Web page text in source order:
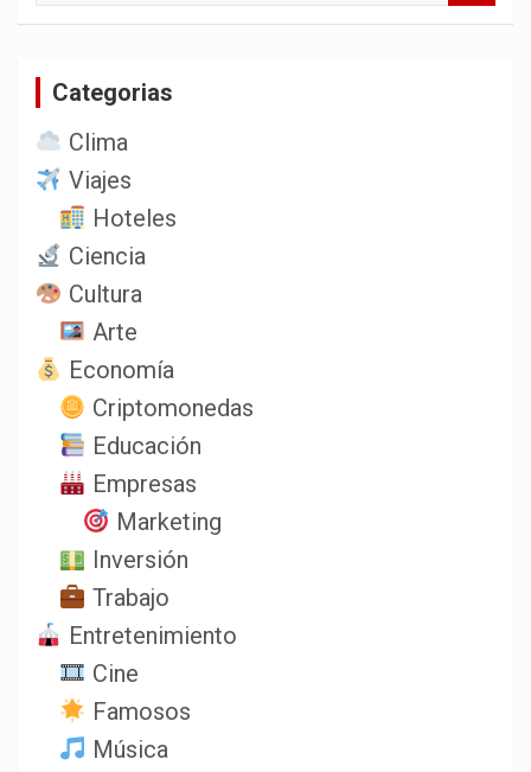
Categorias
Clima
Viajes
Hoteles
Ciencia
Cultura
Arte
Economía
Criptomonedas
Educación
Empresas
Marketing
Inversión
Trabajo
Entretenimiento
Cine
Famosos
Música